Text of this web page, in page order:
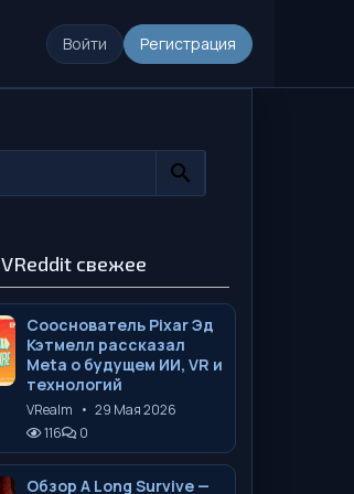
Войти Регистрация
VReddit свежее
Сооснователь Pixar Эд
Кэтмелл рассказал
Meta о будущем ИИ, VR и
технологий
VRealm • 29 Мая 2026
116
0
Обзор A Long Survive —